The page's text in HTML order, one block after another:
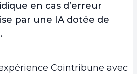
en cas d’erreur
par une IA dotée de
Cointribune avec